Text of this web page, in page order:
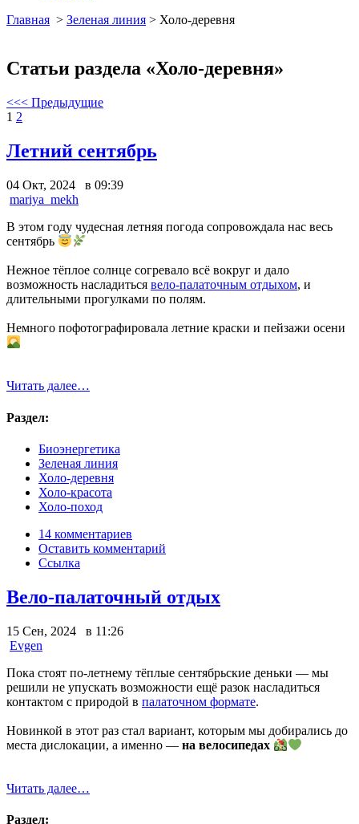
Главная > Зеленая линия > Холо-деревня
Статьи раздела «Холо-деревня»
<<< Предыдущие
1 2
Летний сентябрь
04 Окт, 2024 в 09:39
mariya_mekh
В этом году чудесная летняя погода сопровождала нас весь
сентябрь
Нежное тёплое солнце согревало всё вокруг и дало
возможность насладиться вело-палаточным отдыхом, и
длительными прогулками по полям.
Немного пофотографировала летние краски и пейзажи осени
Читать далее…
Раздел:
Биоэнергетика
Зеленая линия
Холо-деревня
Холо-красота
Холо-поход
14 комментариев
Оставить комментарий
Ссылка
Вело-палаточный отдых
15 Сен, 2024 в 11:26
Evgen
Пока стоят по-летнему тёплые сентябрьские деньки — мы
решили не упускать возможности ещё разок насладиться
контактом с природой в палаточном формате.
Новинкой в этот раз стал вариант, которым мы добирались до
места дислокации, а именно — на велосипедах
Читать далее…
Раздел: